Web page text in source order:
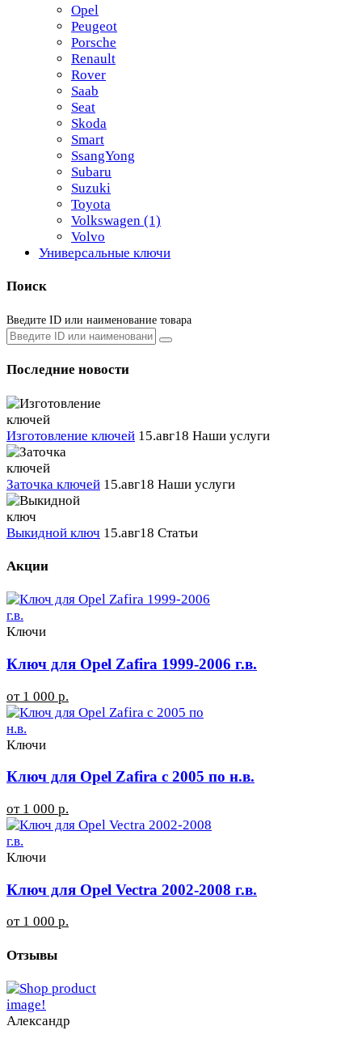
Opel
Peugeot
Porsche
Renault
Rover
Saab
Seat
Skoda
Smart
SsangYong
Subaru
Suzuki
Toyota
Volkswagen (1)
Volvo
Универсальные ключи
Поиск
Введите ID или наименование товара
Последние новости
Изготовление ключей 15.авг18 Наши услуги
Заточка ключей 15.авг18 Наши услуги
Выкидной ключ 15.авг18 Статьи
Акции
Ключи
Ключ для Opel Zafira 1999-2006 г.в.
от 1 000 р.
Ключи
Ключ для Opel Zafira с 2005 по н.в.
от 1 000 р.
Ключи
Ключ для Opel Vectra 2002-2008 г.в.
от 1 000 р.
Отзывы
Александр